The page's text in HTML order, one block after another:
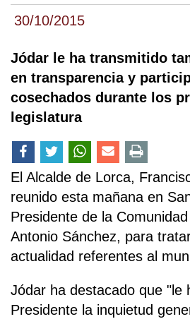
30/10/2015
Jódar le ha transmitido
en transparencia y
cosechados durante los
legislatura
El Alcalde de Lorca,
reunido esta mañana en
Presidente de la
Antonio Sánchez, para
actualidad referentes al
Jódar ha destacado que "le
Presidente la inquietud